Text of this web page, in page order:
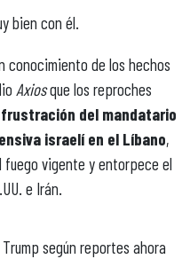
bien con él.
conocimiento de los hechos
Axiosque los reproches
del mandatario
israelí en el Líbano,
vigente y entorpece el
e Irán.
según reportes ahora